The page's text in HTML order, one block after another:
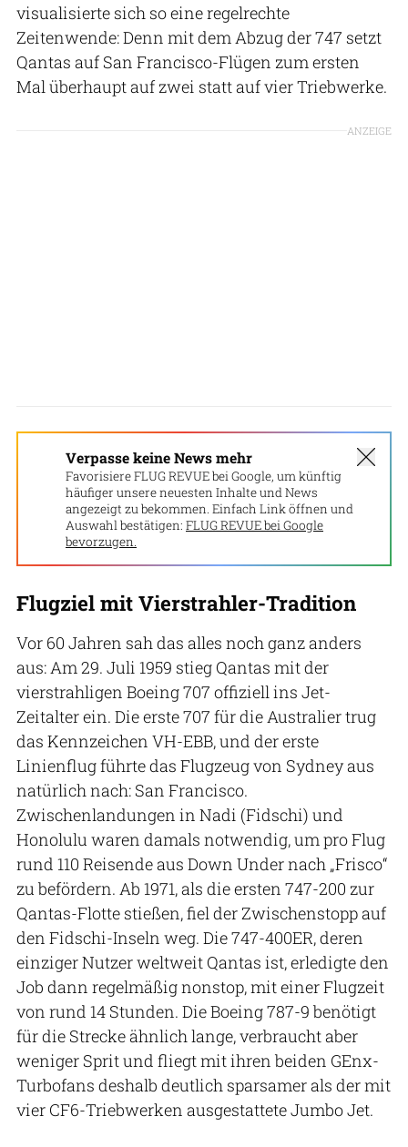
visualisierte sich so eine regelrechte
Zeitenwende: Denn mit dem Abzug der 747 setzt
Qantas auf San Francisco-Flügen zum ersten
Mal überhaupt auf zwei statt auf vier Triebwerke.
ANZEIGE
Verpasse keine News mehr
Favorisiere FLUG REVUE bei Google, um künftig
häufiger unsere neuesten Inhalte und News
angezeigt zu bekommen. Einfach Link öffnen und
Auswahl bestätigen: FLUG REVUE bei Google
bevorzugen.
Flugziel mit Vierstrahler-Tradition
Vor 60 Jahren sah das alles noch ganz anders
aus: Am 29. Juli 1959 stieg Qantas mit der
vierstrahligen Boeing 707 offiziell ins Jet-
Zeitalter ein. Die erste 707 für die Australier trug
das Kennzeichen VH-EBB, und der erste
Linienflug führte das Flugzeug von Sydney aus
natürlich nach: San Francisco.
Zwischenlandungen in Nadi (Fidschi) und
Honolulu waren damals notwendig, um pro Flug
rund 110 Reisende aus Down Under nach „Frisco“
zu befördern. Ab 1971, als die ersten 747-200 zur
Qantas-Flotte stießen, fiel der Zwischenstopp auf
den Fidschi-Inseln weg. Die 747-400ER, deren
einziger Nutzer weltweit Qantas ist, erledigte den
Job dann regelmäßig nonstop, mit einer Flugzeit
von rund 14 Stunden. Die Boeing 787-9 benötigt
für die Strecke ähnlich lange, verbraucht aber
weniger Sprit und fliegt mit ihren beiden GEnx-
Turbofans deshalb deutlich sparsamer als der mit
vier CF6-Triebwerken ausgestattete Jumbo Jet.